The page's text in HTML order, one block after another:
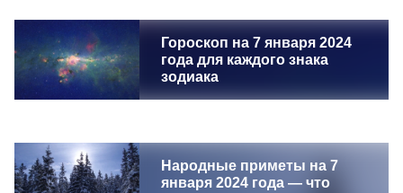
Гороскоп на 7 января 2024
года для каждого знака
зодиака
Народные приметы на 7
января 2024 года — что